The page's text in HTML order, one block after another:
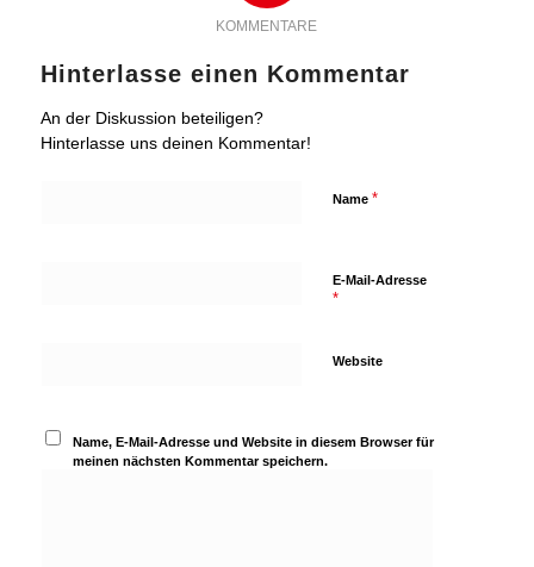
KOMMENTARE
Hinterlasse einen Kommentar
An der Diskussion beteiligen?
Hinterlasse uns deinen Kommentar!
Name *
E-Mail-Adresse
*
Website
Name, E-Mail-Adresse und Website in diesem Browser für
meinen nächsten Kommentar speichern.